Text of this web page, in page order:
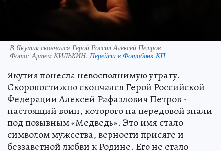
В Якутии скончался Герой России Алексей Петров
Фото:Артем КИЛЬКИН. Перейти в Фотобанк КП
Якутия понесла невосполнимую утрату.
Скоропостижно скончался Герой Российской
Федерации Алексей Рафаэлович Петров -
настоящий воин, которого на передовой знали
под позывным «Медведь». Это имя стало
символом мужества, верности присяге и
беззаветной любви к Родине. Его не стало